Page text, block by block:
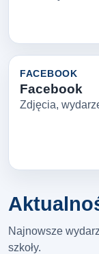
FACEBOOK
Facebook
Zdjęcia,
Najnowsze
szkoły.